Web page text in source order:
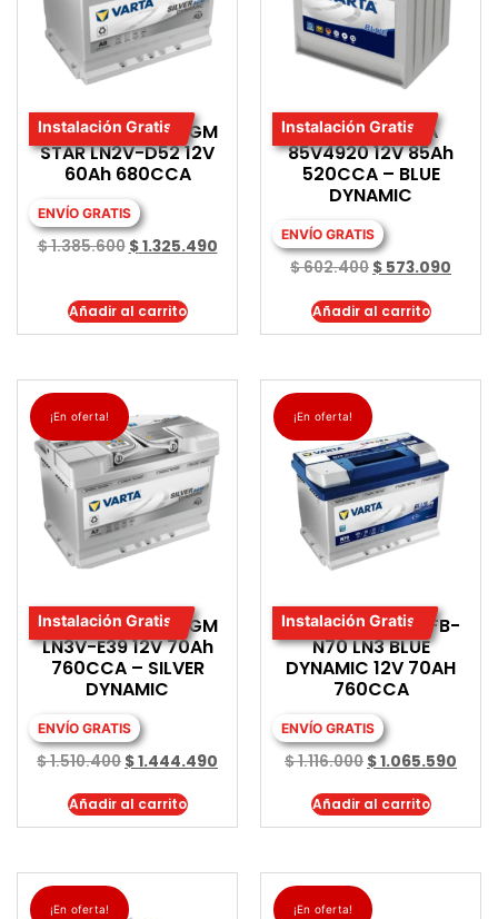
Instalación Gratis
BATERIA VARTA AGM
STAR LN2V-D52 12V
60Ah 680CCA
ENVÍO GRATIS
$1.385.600 $1.325.490
Añadir al carrito
Instalación Gratis
BATERIA VARTA
85V4920 12V 85Ah
520CCA – BLUE
DYNAMIC
ENVÍO GRATIS
$602.400 $ 573.090
Añadir al carrito
¡En oferta!
Instalación Gratis
BATERIA VARTA AGM
LN3V-E39 12V 70Ah
760CCA – SILVER
DYNAMIC
ENVÍO GRATIS
$1.510.400 $1.444.490
Añadir al carrito
¡En oferta!
Instalación Gratis
BATERIA VARTA EFB-
N70 LN3 BLUE
DYNAMIC 12V 70AH
760CCA
ENVÍO GRATIS
$1.116.000 $1.065.590
Añadir al carrito
¡En oferta! ¡En oferta!